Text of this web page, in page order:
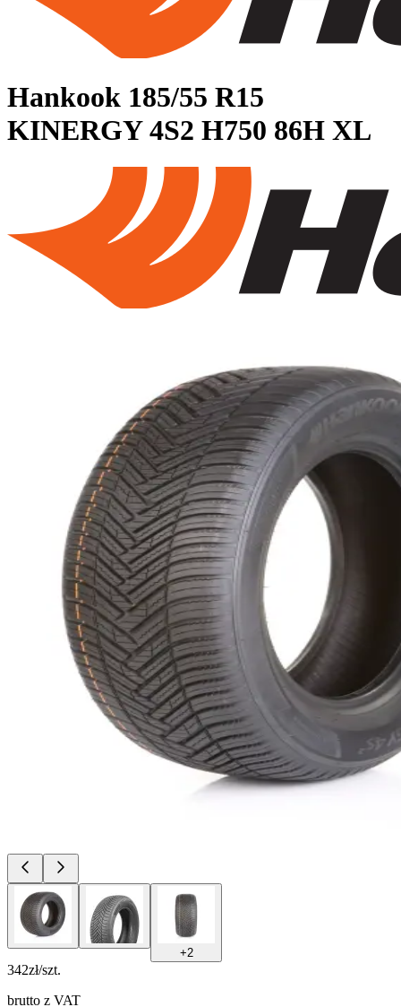
Hankook 185/55 R15
KINERGY 4S2 H750 86H XL
+2
342zł/szt.
brutto z VAT